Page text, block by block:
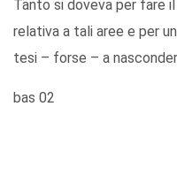
Tanto si doveva per fare
relativa a tali aree e per
tesi – forse – a
bas 02